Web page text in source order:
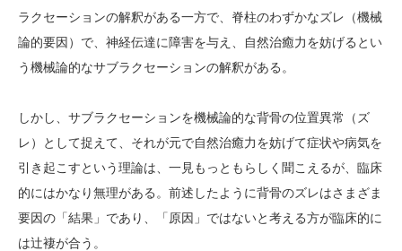
ラクセーションの解釈がある一方で、脊柱のわずかなズレ（機械
論的要因）で、神経伝達に障害を与え、自然治癒力を妨げるとい
う機械論的なサブラクセーションの解釈がある。
しかし、サブラクセーションを機械論的な背骨の位置異常（ズ
レ）として捉えて、それが元で自然治癒力を妨げて症状や病気を
引き起こすという理論は、一見もっともらしく聞こえるが、臨床
的にはかなり無理がある。前述したように背骨のズレはさまざま
要因の「結果」であり、「原因」ではないと考える方が臨床的に
は辻褄が合う。